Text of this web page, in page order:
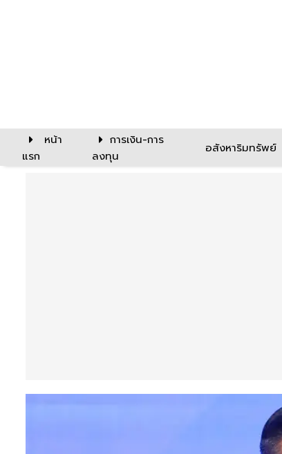
หน้า
แรก
การเงิน-การ
ลงทุน
อสังหาริมทรัพย์